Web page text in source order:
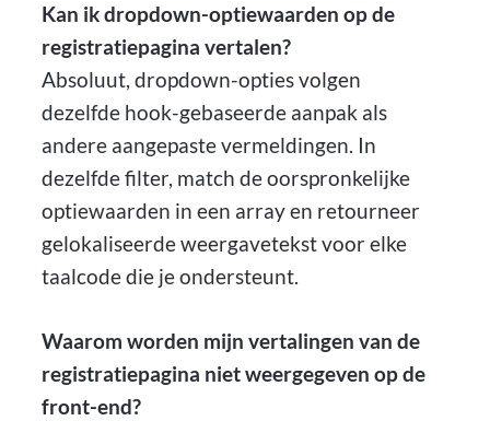
Kan ik dropdown-optiewaarden op de
registratiepagina vertalen?
Absoluut, dropdown-opties volgen
dezelfde hook-gebaseerde aanpak als
andere aangepaste vermeldingen. In
dezelfde filter, match de oorspronkelijke
optiewaarden in een array en retourneer
gelokaliseerde weergavetekst voor elke
taalcode die je ondersteunt.
Waarom worden mijn vertalingen van de
registratiepagina niet weergegeven op de
front-end?